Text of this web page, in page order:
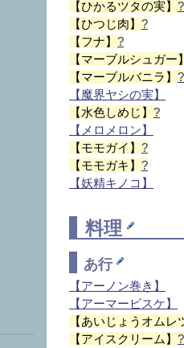
【ひかるツタの実】?
【ひつじ肉】?
【フナ】?
【マーブルシュガー
【マーブルバニラ】?
【魔界ヤシの実】
【水色しめじ】?
【メロメロン】
【モモガイ】?
【モモガキ】?
【妖精キノコ】
料理
あ行
【アーノン巻き】
【アーマービスケ】
【あいじょうオムレ
【アイスクリーム】?